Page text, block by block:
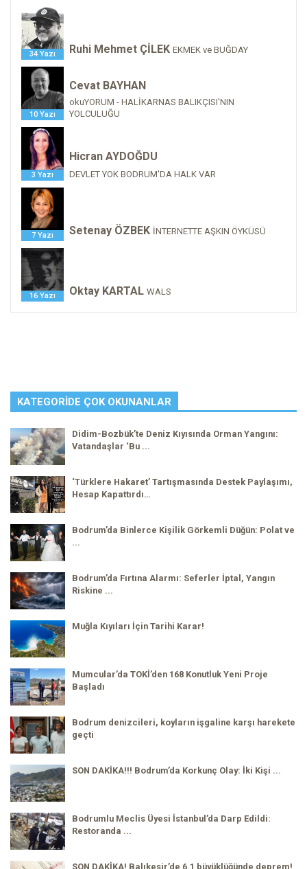
34 Yazı Ruhi Mehmet ÇİLEK EKMEK ve BUĞDAY
10 Yazı
Cevat BAYHAN
okuYORUM - HALİKARNAS BALIKÇISI'NIN
YOLCULUĞU
3 Yazı
Hicran AYDOĞDU
DEVLET YOK BODRUM'DA HALK VAR
7 Yazı Setenay ÖZBEK İNTERNETTE AŞKIN ÖYKÜSÜ
16 Yazı Oktay KARTAL WALS
KATEGORIDE ÇOK OKUNANLAR
Didim-Bozbük’te Deniz Kıyısında Orman Yangını:
Vatandaşlar ‘Bu ...
‘Türklere Hakaret’ Tartışmasında Destek Paylaşımı,
Hesap Kapattırdı…
Bodrum’da Binlerce Kişilik Görkemli Düğün: Polat ve
...
Bodrum’da Fırtına Alarmı: Seferler İptal, Yangın
Riskine ...
Muğla Kıyıları İçin Tarihi Karar!
Mumcular’da TOKİ’den 168 Konutluk Yeni Proje
Başladı
Bodrum denizcileri, koyların işgaline karşı harekete
geçti
SON DAKİKA!!! Bodrum’da Korkunç Olay: İki Kişi ...
Bodrumlu Meclis Üyesi İstanbul’da Darp Edildi:
Restoranda ...
SON DAKİKA! Balıkesir’de 6.1 büyüklüğünde deprem!